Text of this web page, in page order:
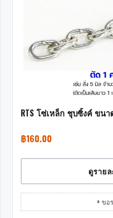
RTS โซ่เหล็ก ชุบซิ้งค์ ขน
฿160.00
ดูราย
+ ขอ